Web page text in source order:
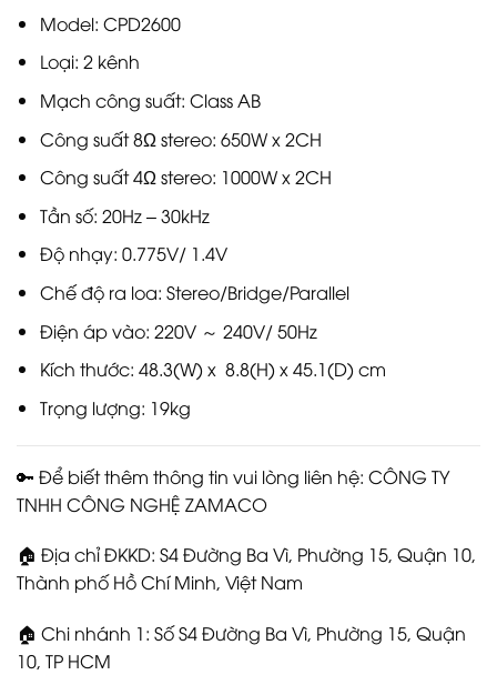
Model: CPD2600
Loại: 2 kênh
Mạch công suất: Class AB
Công suất 8Ω stereo: 650W x 2CH
Công suất 4Ω stereo: 1000W x 2CH
Tần số: 20Hz – 30kHz
Độ nhạy: 0.775V/ 1.4V
Chế độ ra loa: Stereo/Bridge/Parallel
Điện áp vào: 220V ～ 240V/ 50Hz
Kích thước: 48.3(W) x 8.8(H) x 45.1(D) cm
Trọng lượng: 19kg
🔑 Để biết thêm thông tin vui lòng liên hệ: CÔNG TY
TNHH CÔNG NGHỆ ZAMACO
🏠 Địa chỉ ĐKKD: S4 Đường Ba Vì, Phường 15, Quận 10,
Thành phố Hồ Chí Minh, Việt Nam
🏠 Chi nhánh 1: Số S4 Đường Ba Vì, Phường 15, Quận
10, TP HCM